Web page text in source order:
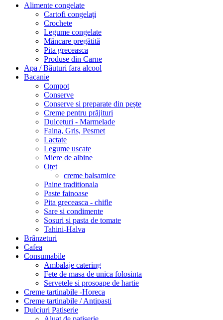
Alimente congelate
Cartofi congelați
Crochete
Legume congelate
Mâncare pregătită
Pita greceasca
Produse din Carne
Apa / Băuturi fara alcool
Bacanie
Compot
Conserve
Conserve si preparate din pește
Creme pentru prăjituri
Dulcețuri - Marmelade
Faina, Gris, Pesmet
Lactate
Legume uscate
Miere de albine
Oțet
creme balsamice
Paine traditionala
Paste fainoase
Pita greceasca - chifle
Sare si condimente
Sosuri si pasta de tomate
Tahini-Halva
Brânzeturi
Cafea
Consumabile
Ambalaje catering
Fete de masa de unica folosinta
Servetele si prosoape de hartie
Creme tartinabile -Horeca
Creme tartinabile / Antipasti
Dulciuri Patiserie